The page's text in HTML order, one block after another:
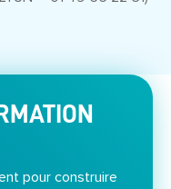
pour construire